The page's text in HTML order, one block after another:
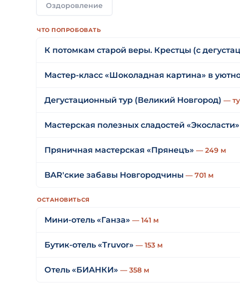
Оздоровление
ЧТО ПОПРОБОВАТЬ
К потомкам старой веры. Крестцы (с
Мастер-класс «‎Шоколадная картина» в
Дегустационный тур (Великий Новгород) —
Мастерская полезных сладостей «Экосласти»
Пряничная мастерская «Прянецъ» — 249 м
BAR'ские забавы Новгородчины — 701 м
ОСТАНОВИТЬСЯ
Мини-отель «Ганза» — 141 м
Бутик-отель «Truvor» — 153 м
Отель «БИАНКИ» — 358 м